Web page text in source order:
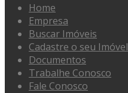
Home
Empresa
Buscar Imóveis
Cadastre o seu Imóvel
Documentos
Trabalhe Conosco
Fale Conosco